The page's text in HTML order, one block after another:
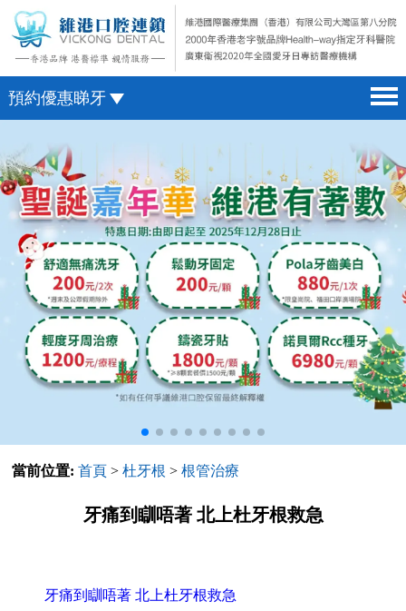
預約優惠睇牙
首頁 home page
醫院簡介 hospital introduction
醫生介紹 doctor introduction
醫療新聞 medical news
種植牙 dental implant
箍牙 orthodontics
收費標準 change standard
預約牙醫 contact us
澳門電話預約
微信預約
WhatsApp預約
當前位置: 首頁 >杜牙根 >根管治療
牙痛到瞓唔著 北上杜牙根救急
牙痛到瞓唔著 北上杜牙根救急